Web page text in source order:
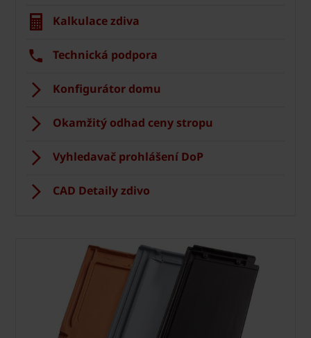
Kalkulace zdiva
Technická podpora
Konfigurátor domu
Okamžitý odhad ceny stropu
Vyhledavač prohlášení DoP
CAD Detaily zdivo